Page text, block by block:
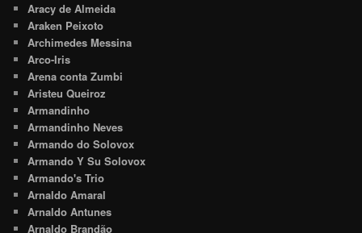
Aracy de Almeida
Araken Peixoto
Archimedes Messina
Arco-Iris
Arena conta Zumbi
Aristeu Queiroz
Armandinho
Armandinho Neves
Armando do Solovox
Armando Y Su Solovox
Armando's Trio
Arnaldo Amaral
Arnaldo Antunes
Arnaldo Brandão